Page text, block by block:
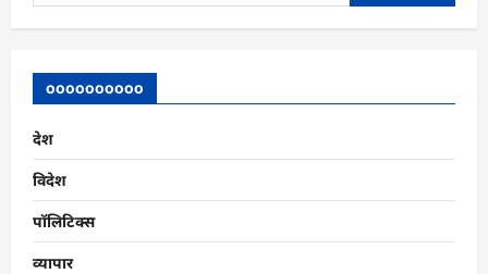
oooooooooo
देश
विदेश
पॉलिटिक्स
व्यापार